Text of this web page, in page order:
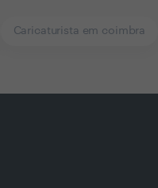
Caricaturista em coimbra